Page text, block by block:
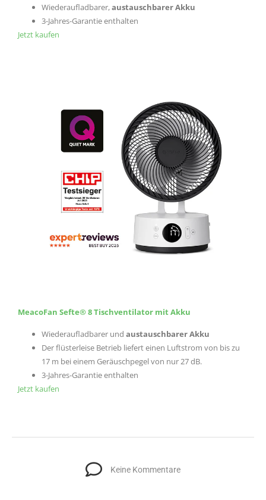
Wiederaufladbarer,austauschbarer Akku
3-Jahres-Garantie enthalten
Jetzt kaufen
MeacoFan Sefte® 8 Tischventilator mit Akku
Wiederaufladbarer und austauschbarer Akku
Der flüsterleise Betrieb liefert einen Luftstrom von bis zu
17 m bei einem Geräuschpegel von nur 27 dB.
3-Jahres-Garantie enthalten
Jetzt kaufen
Keine Kommentare